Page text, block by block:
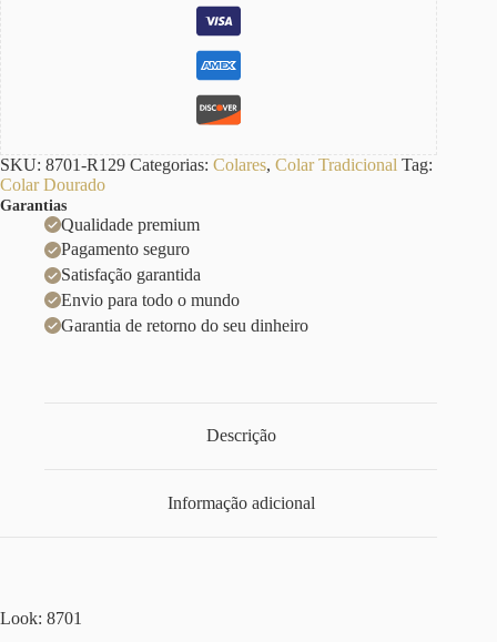
SKU: 8701-R129 Categorias: Colares, Colar Tradicional Tag:
Colar Dourado
Garantias
Qualidade premium
Pagamento seguro
Satisfação garantida
Envio para todo o mundo
Garantia de retorno do seu dinheiro
Descrição
Informação adicional
Look: 8701